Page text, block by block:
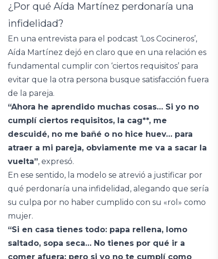
¿Por qué Aída Martínez perdonaría una
infidelidad?
En una entrevista para el podcast ‘Los Cocineros’,
Aída Martínez dejó en claro que en una relación es
fundamental cumplir con ‘ciertos requisitos’ para
evitar que la otra persona busque satisfacción fuera
de la pareja.
“Ahora he aprendido muchas cosas… Si yo no
cumplí ciertos requisitos, la cag**, me
descuidé, no me bañé o no hice huev… para
atraer a mi pareja, obviamente me va a sacar la
vuelta”, expresó.
En ese sentido, la modelo se atrevió a justificar por
qué perdonaría una infidelidad, alegando que sería
su culpa por no haber cumplido con su «rol» como
mujer.
“Si en casa tienes todo: papa rellena, lomo
saltado, sopa seca… No tienes por qué ir a
comer afuera; pero si yo no te cumplí como